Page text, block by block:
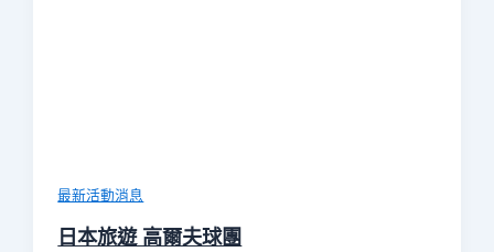
最新活動消息
日本旅遊 高爾夫球團